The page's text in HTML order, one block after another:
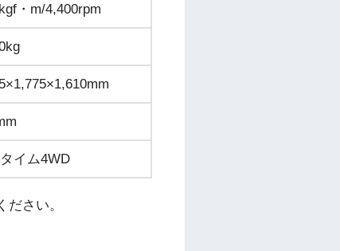
・m/4,400rpm
イム4WD
さい。